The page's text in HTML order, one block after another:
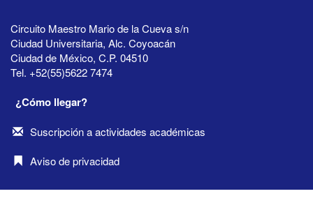
Circuito Maestro Mario de la Cueva s/n
Ciudad Universitaria, Alc. Coyoacán
Ciudad de México, C.P. 04510
Tel. +52(55)5622 7474
¿Cómo llegar?
Suscripción a actividades académicas
Aviso de privacidad